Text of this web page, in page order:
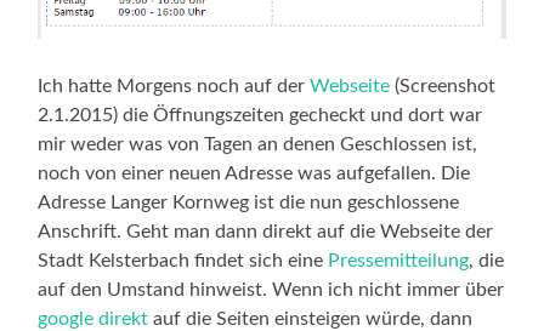
Ich hatte Morgens noch auf derWebseite (Screenshot
2.1.2015) die Öffnungszeiten gecheckt und dort war
mir weder was von Tagen an denen Geschlossen ist,
noch von einer neuen Adresse was aufgefallen. Die
Adresse Langer Kornweg ist die nun geschlossene
Anschrift. Geht man dann direkt auf die Webseite der
Stadt Kelsterbach findet sich eine Pressemitteilung, die
auf den Umstand hinweist. Wenn ich nicht immer über
google direkt auf die Seiten einsteigen würde, dann